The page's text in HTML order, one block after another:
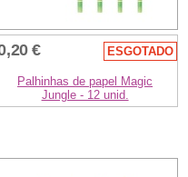
€ ESGOTADO
Palhinhas de papel Magic
Jungle - 12 unid.